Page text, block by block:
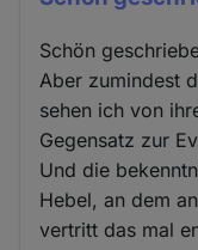
Schön
Aber zumindest
sehen ich von
Gegensatz zur
Und die
Hebel, an dem
vertritt das mal